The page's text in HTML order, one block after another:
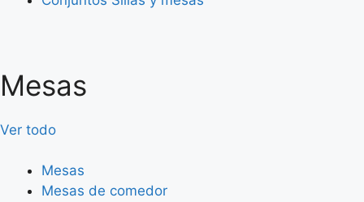
Mesas
Ver todo
Mesas
Mesas de comedor